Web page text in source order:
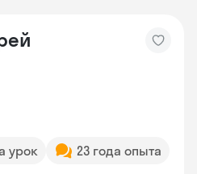
урок 23 года опыта